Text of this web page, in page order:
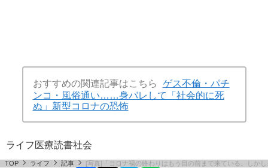
おすすめの関連記事はこちら
ゲス不倫・パチ
ンコ・風俗通い……身バレして「社会的に死
ぬ」新型コロナの恐怖
ライフ 医療読書社会
TOP ライフ 記事 [写真]「コロナ禍の終わりはもう目の前まで来ている。しか